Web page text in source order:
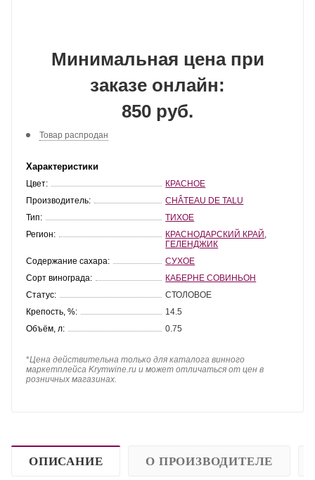
Минимальная цена при
заказе онлайн:
850 руб.
Товар распродан
Характеристики
Цвет:
КРАСНОЕ
Производитель:
CHÂTEAU DE TALU
Тип:
ТИХОЕ
Регион:
КРАСНОДАРСКИЙ КРАЙ
ГЕЛЕНДЖИК
Содержание сахара:
СУХОЕ
Сорт винограда:
КАБЕРНЕ СОВИНЬОН
Статус:
СТОЛОВОЕ
Крепость, %:
14.5
Объём, л:
0.75
*Цена действительна только для каталога винного
маркетплейса Krymwine.ru и может отличаться от цен в
розничных магазинах.
ОПИСАНИЕ О ПРОИЗВОДИТЕЛЕ